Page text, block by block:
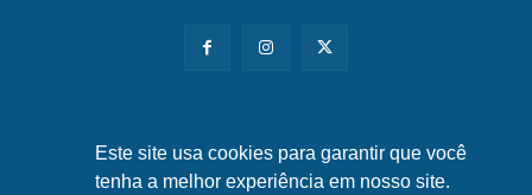
Este site usa cookies para garantir que você
tenha a melhor experiência em nosso site.